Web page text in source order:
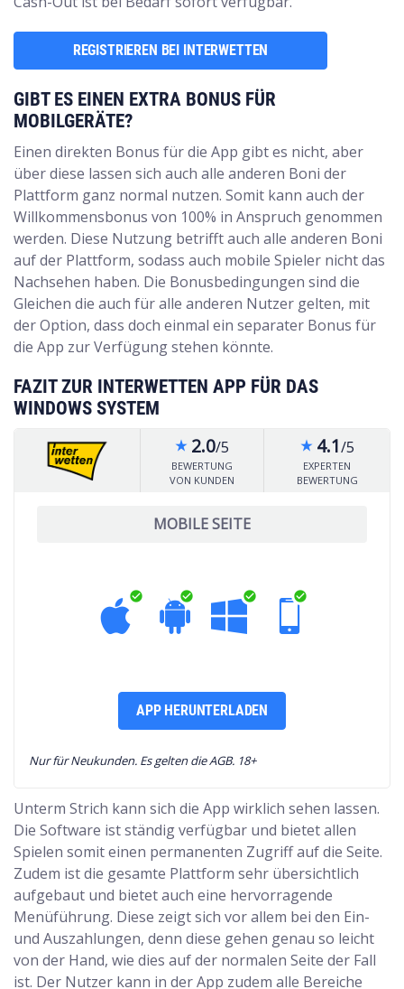
REGISTRIEREN BEI INTERWETTEN
GIBT ES EINEN EXTRA BONUS FÜR
MOBILGERÄTE?
Einen direkten Bonus für die App gibt es nicht, aber
über diese lassen sich auch alle anderen Boni der
Plattform ganz normal nutzen. Somit kann auch der
Willkommensbonus von 100% in Anspruch genommen
werden. Diese Nutzung betrifft auch alle anderen Boni
auf der Plattform, sodass auch mobile Spieler nicht das
Nachsehen haben. Die Bonusbedingungen sind die
Gleichen die auch für alle anderen Nutzer gelten, mit
der Option, dass doch einmal ein separater Bonus für
die App zur Verfügung stehen könnte.
FAZIT ZUR INTERWETTEN APP FÜR DAS
WINDOWS SYSTEM
star_rate 2.0/5
BEWERTUNG
VON KUNDEN
star_rate 4.1/5
EXPERTEN
BEWERTUNG
MOBILE SEITE
check_circle check_circle check_circle check_circle
APP HERUNTERLADEN
Nur für Neukunden. Es gelten die AGB. 18+
Unterm Strich kann sich die App wirklich sehen lassen.
Die Software ist ständig verfügbar und bietet allen
Spielen somit einen permanenten Zugriff auf die Seite.
Zudem ist die gesamte Plattform sehr übersichtlich
aufgebaut und bietet auch eine hervorragende
Menüführung. Diese zeigt sich vor allem bei den Ein-
und Auszahlungen, denn diese gehen genau so leicht
von der Hand, wie dies auf der normalen Seite der Fall
ist. Der Nutzer kann in der App zudem alle Bereiche